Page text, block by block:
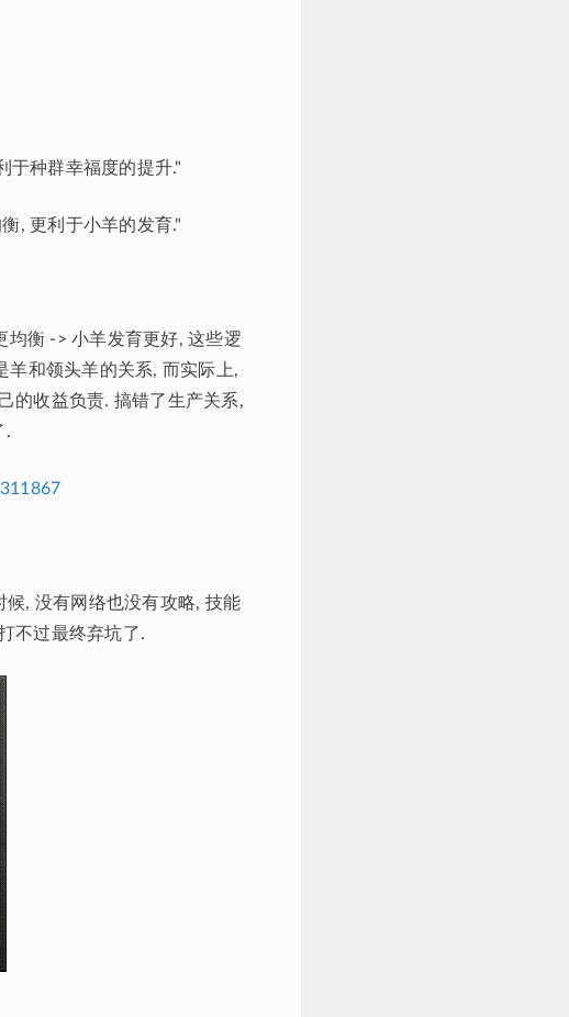
于种群幸福度的提升."
, 更利于小羊的发育."
均衡 -> 小羊发育更好, 这些逻
羊和领头羊的关系, 而实际上,
的收益负责. 搞错了生产关系,
.
, 没有网络也没有攻略, 技能
不过最终弃坑了.